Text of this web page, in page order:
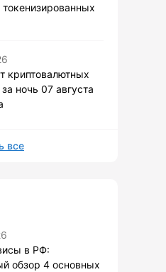
криптовалютных
ночь 07 августа
все
в РФ:
обзор 4 основных